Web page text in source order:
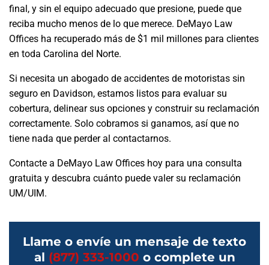
final, y sin el equipo adecuado que presione, puede que
reciba mucho menos de lo que merece. DeMayo Law
Offices ha recuperado más de $1 mil millones para clientes
en toda Carolina del Norte.
Si necesita un abogado de accidentes de motoristas sin
seguro en Davidson, estamos listos para evaluar su
cobertura, delinear sus opciones y construir su reclamación
correctamente. Solo cobramos si ganamos, así que no
tiene nada que perder al contactarnos.
Contacte a DeMayo Law Offices hoy para una consulta
gratuita y descubra cuánto puede valer su reclamación
UM/UIM.
Llame o envíe un mensaje de texto
al (877) 333-1000 o complete un